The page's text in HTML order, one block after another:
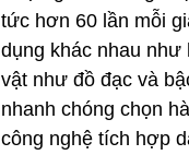
tức hơn 60 lần mỗi
dụng khác nhau
vật như đồ đạc và
nhanh chóng chọn
công nghệ tích hợp